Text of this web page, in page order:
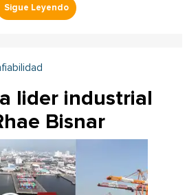
lider industrial
Bisnar